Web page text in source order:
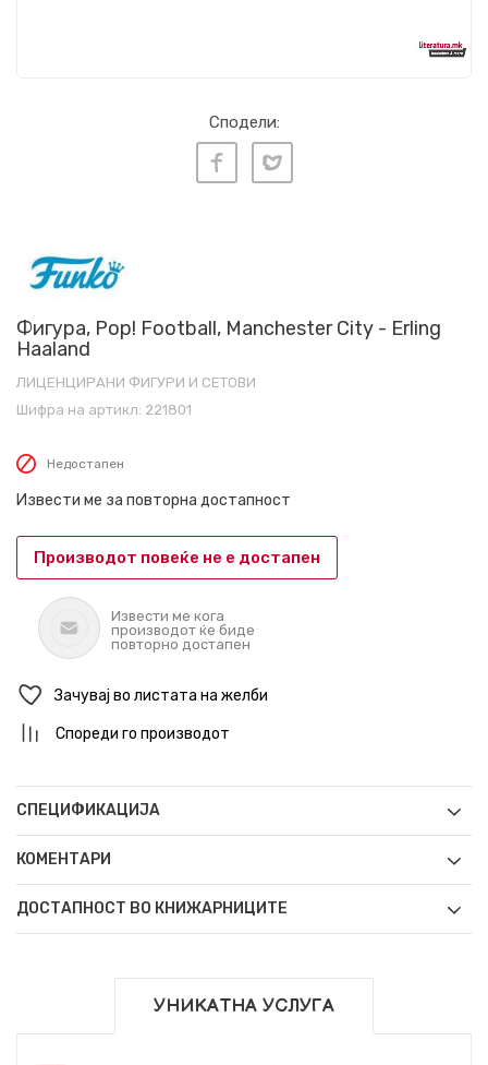
Сподели:
Фигура, Pop! Football, Manchester City - Erling
Haaland
ЛИЦЕНЦИРАНИ ФИГУРИ И СЕТОВИ
Шифра на артикл: 221801
Недостапен
Извести ме за повторна достапност
Производот повеќе не е достапен
Извести ме кога
производот ќе биде
повторно достапен
Зачувај во листата на желби
Спореди го производот
СПЕЦИФИКАЦИЈА
КОМЕНТАРИ
ДОСТАПНОСТ ВО КНИЖАРНИЦИТЕ
УНИКАТНА УСЛУГА